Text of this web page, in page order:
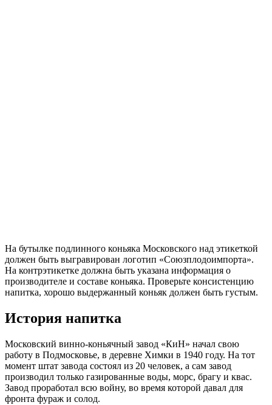
На бутылке подлинного коньяка Московского над этикеткой
должен быть выгравирован логотип «Союзплодоимпорта».
На контрэтикетке должна быть указана информация о
производителе и составе коньяка. Проверьте консистенцию
напитка, хорошо выдержанный коньяк должен быть густым.
История напитка
Московский винно-коньячный завод «КиН» начал свою
работу в Подмосковье, в деревне Химки в 1940 году. На тот
момент штат завода состоял из 20 человек, а сам завод
производил только газированные воды, морс, брагу и квас.
Завод проработал всю войну, во время которой давал для
фронта фураж и солод.